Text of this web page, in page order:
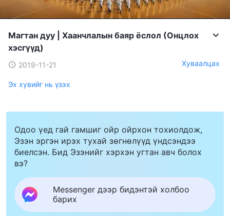
Mагтан дуу | Хаанчлалын баяр ёслол (Онцлох
хэсгүүд)
2019-11-21 Хуваалцах
Эх хувийг нь үзэх
Одоо үед гай гамшиг ойр ойрхон тохиолдож,
Эзэн эргэн ирэх тухай зөгнөлүүд үндсэндээ
биелсэн. Бид Эзэнийг хэрхэн угтан авч болох
вэ?
Messenger дээр бидэнтэй холбоо
барих